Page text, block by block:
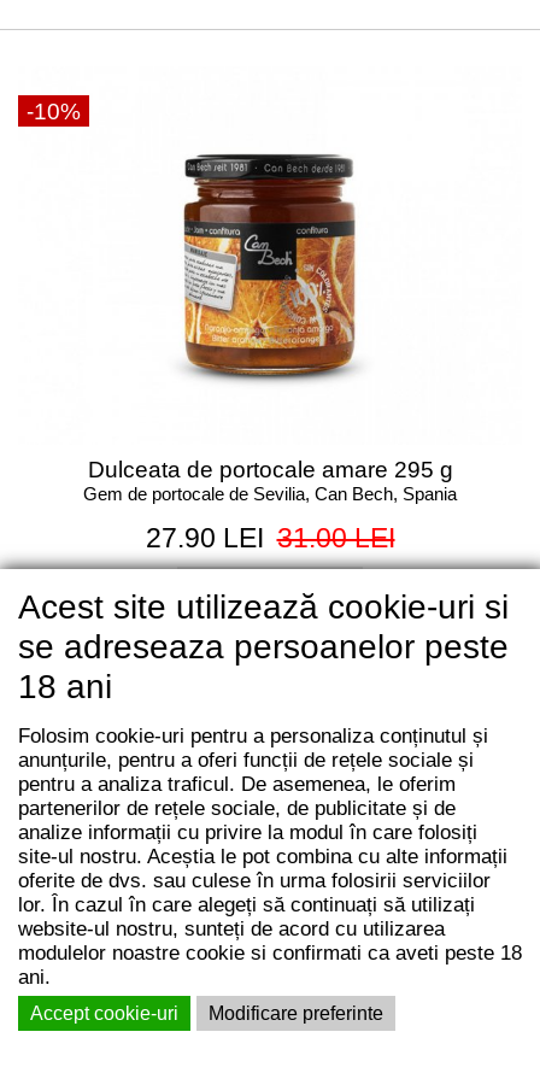
-10%
Dulceata de portocale amare 295 g
Gem de portocale de Sevilia, Can Bech, Spania
27.90 LEI 31.00 LEI
Adaugă în coș
Acest site utilizează cookie-uri si
se adreseaza persoanelor peste
18 ani
Folosim cookie-uri pentru a personaliza conținutul și
anunțurile, pentru a oferi funcții de rețele sociale și
pentru a analiza traficul. De asemenea, le oferim
partenerilor de rețele sociale, de publicitate și de
analize informații cu privire la modul în care folosiți
site-ul nostru. Aceștia le pot combina cu alte informații
oferite de dvs. sau culese în urma folosirii serviciilor
lor. În cazul în care alegeți să continuați să utilizați
website-ul nostru, sunteți de acord cu utilizarea
modulelor noastre cookie si confirmati ca aveti peste 18
ani.
Accept cookie-uri Modificare preferinte